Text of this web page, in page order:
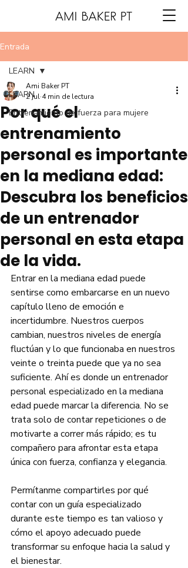
Entrada
LEARN
Entrenamiento de fuerza para mujere
LEARN
Por qué el
entrenamiento
personal es importante
en la mediana edad:
Descubra los beneficios
de un entrenador
personal en esta etapa
de la vida.
Ami Baker PT
2 jul 4 min de lectura
Entrar en la mediana edad puede
sentirse como embarcarse en un nuevo
capítulo lleno de emoción e
incertidumbre. Nuestros cuerpos
cambian, nuestros niveles de energía
fluctúan y lo que funcionaba en nuestros
veinte o treinta puede que ya no sea
suficiente. Ahí es donde un entrenador
personal especializado en la mediana
edad puede marcar la diferencia. No se
trata solo de contar repeticiones o de
motivarte a correr más rápido; es tu
compañero para afrontar esta etapa
única con fuerza, confianza y elegancia.
Permítanme compartirles por qué
contar con un guía especializado
durante este tiempo es tan valioso y
cómo el apoyo adecuado puede
transformar su enfoque hacia la salud y
el bienestar.